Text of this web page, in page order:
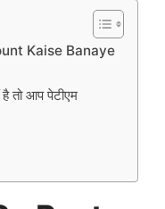
Kaise Banaye
तो आप पेटीएम